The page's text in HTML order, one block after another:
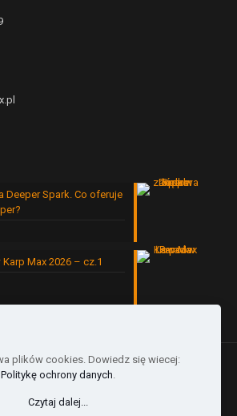
Deeper Spark. Co oferuje
Max 2026 – cz.1
plików cookies. Dowiedz się wiecej:
Politykę ochrony danych.
Czytaj dalej...